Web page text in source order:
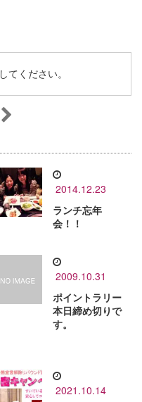
してください。
2014.12.23
ランチ忘年
会！！
2009.10.31
ポイントラリー
本日締め切りで
す。
2021.10.14